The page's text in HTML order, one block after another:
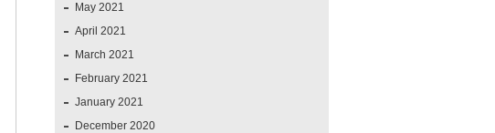
May 2021
April 2021
March 2021
February 2021
January 2021
December 2020